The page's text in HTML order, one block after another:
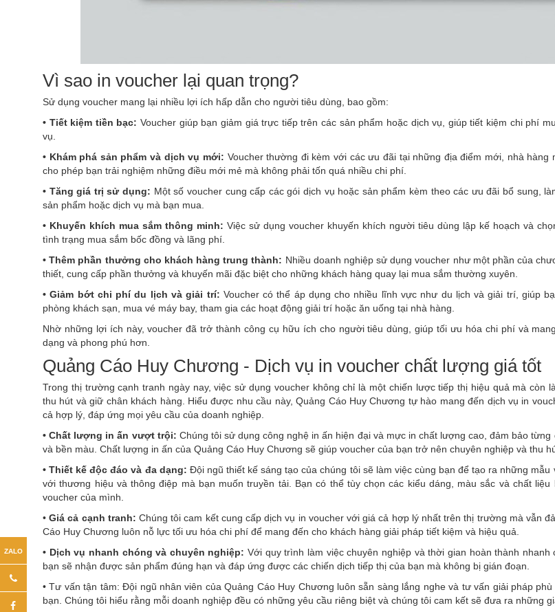
Vì sao in voucher lại quan trọng?
Sử dụng voucher mang lại nhiều lợi ích hấp dẫn cho người tiêu dùng, bao gồm:
• Tiết kiệm tiền bạc:Voucher giúp bạn giảm giá trực tiếp trên các sản phẩm hoặc dịch vụ, giúp tiết kiệm chi phí
vụ.
• Khám phá sản phẩm và dịch vụ mới: Voucher thường đi kèm với các ưu đãi tại những địa điểm mới, nhà hàng
cho phép bạn trải nghiệm những điều mới mẻ mà không phải tốn quá nhiều chi phí.
• Tăng giá trị sử dụng: Một số voucher cung cấp các gói dịch vụ hoặc sản phẩm kèm theo các ưu đãi bổ sung,
sản phẩm hoặc dịch vụ mà bạn mua.
• Khuyến khích mua sắm thông minh: Việc sử dụng voucher khuyến khích người tiêu dùng lập kế hoạch và
tình trạng mua sắm bốc đồng và lãng phí.
•Thêm phần thưởng cho khách hàng trung thành: Nhiều doanh nghiệp sử dụng voucher như một phần của
thiết, cung cấp phần thưởng và khuyến mãi đặc biệt cho những khách hàng quay lại mua sắm thường xuyên.
•Giảm bớt chi phí du lịch và giải trí: Voucher có thể áp dụng cho nhiều lĩnh vực như du lịch và giải trí, giúp
phòng khách sạn, mua vé máy bay, tham gia các hoạt động giải trí hoặc ăn uống tại nhà hàng.
Nhờ những lợi ích này, voucher đã trở thành công cụ hữu ích cho người tiêu dùng, giúp tối ưu hóa chi phí và
dạng và phong phú hơn.
Quảng Cáo Huy Chương - Dịch vụ in voucher chất lượng giá tốt
Trong thị trường cạnh tranh ngày nay, việc sử dụng voucher không chỉ là một chiến lược tiếp thị hiệu quả mà còn
thu hút và giữ chân khách hàng. Hiểu được nhu cầu này, Quảng Cáo Huy Chương tự hào mang đến dịch vụ in
cả hợp lý, đáp ứng mọi yêu cầu của doanh nghiệp.
•Chất lượng in ấn vượt trội: Chúng tôi sử dụng công nghệ in ấn hiện đại và mực in chất lượng cao, đảm bảo từng
và bền màu. Chất lượng in ấn của Quảng Cáo Huy Chương sẽ giúp voucher của bạn trở nên chuyên nghiệp và thu
•Thiết kế độc đáo và đa dạng: Đội ngũ thiết kế sáng tạo của chúng tôi sẽ làm việc cùng bạn để tạo ra những
với thương hiệu và thông điệp mà bạn muốn truyền tải. Bạn có thể tùy chọn các kiểu dáng, màu sắc và chất
voucher của mình.
•Giá cả cạnh tranh: Chúng tôi cam kết cung cấp dịch vụ in voucher với giá cả hợp lý nhất trên thị trường mà vẫn
Cáo Huy Chương luôn nỗ lực tối ưu hóa chi phí để mang đến cho khách hàng giải pháp tiết kiệm và hiệu quả.
• Dịch vụ nhanh chóng và chuyên nghiệp: Với quy trình làm việc chuyên nghiệp và thời gian hoàn thành nhanh
bạn sẽ nhận được sản phẩm đúng hạn và đáp ứng được các chiến dịch tiếp thị của bạn mà không bị gián đoạn.
•Tư vấn tận tâm: Đội ngũ nhân viên của Quảng Cáo Huy Chương luôn sẵn sàng lắng nghe và tư vấn giải pháp
bạn. Chúng tôi hiểu rằng mỗi doanh nghiệp đều có những yêu cầu riêng biệt và chúng tôi cam kết sẽ đưa ra những